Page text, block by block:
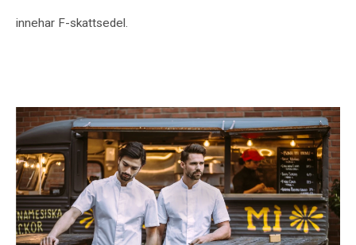
innehar F-skattsedel.